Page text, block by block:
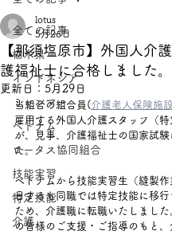
全ての記事
栃木県
インドネシア
ミャンマー
ベトナム
ロータス協同組合
技能実習
特定技能
介護
【那須塩原市】外国人介
護福祉士に合格しました。
lotus
5月26日
更新日： 5月29日
当組合の組合員(介護老人保険施
雇用する外国人介護スタッフ（特
が、見事、介護福祉士の国家試験
た。
ベトナムから技能実習生（縫製作
日するも同職では特定技能に移行
ため、介護職に転職いたしまし
の皆様のご支援・ご指導のもと、